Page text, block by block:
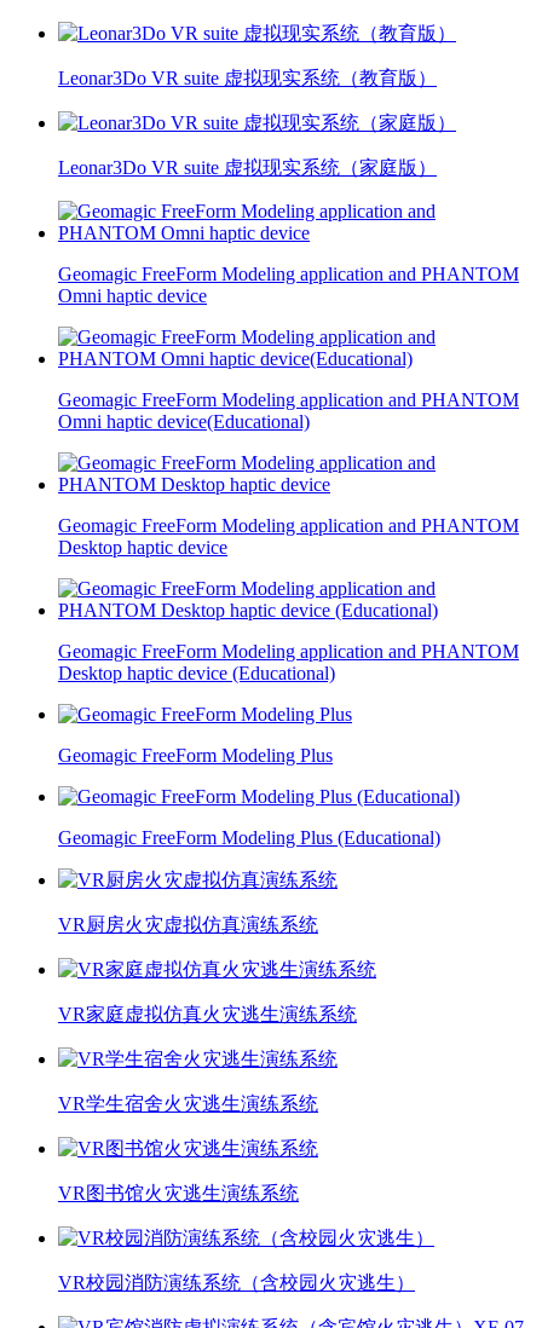
Leonar3Do VR suite 虚拟现实系统（教育版）
Leonar3Do VR suite 虚拟现实系统（家庭版）
Geomagic FreeForm Modeling application and PHANTOM
Omni haptic device
Geomagic FreeForm Modeling application and PHANTOM
Omni haptic device(Educational)
Geomagic FreeForm Modeling application and PHANTOM
Desktop haptic device
Geomagic FreeForm Modeling application and PHANTOM
Desktop haptic device (Educational)
Geomagic FreeForm Modeling Plus
Geomagic FreeForm Modeling Plus (Educational)
VR厨房火灾虚拟仿真演练系统
VR家庭虚拟仿真火灾逃生演练系统
VR学生宿舍火灾逃生演练系统
VR图书馆火灾逃生演练系统
VR校园消防演练系统（含校园火灾逃生）